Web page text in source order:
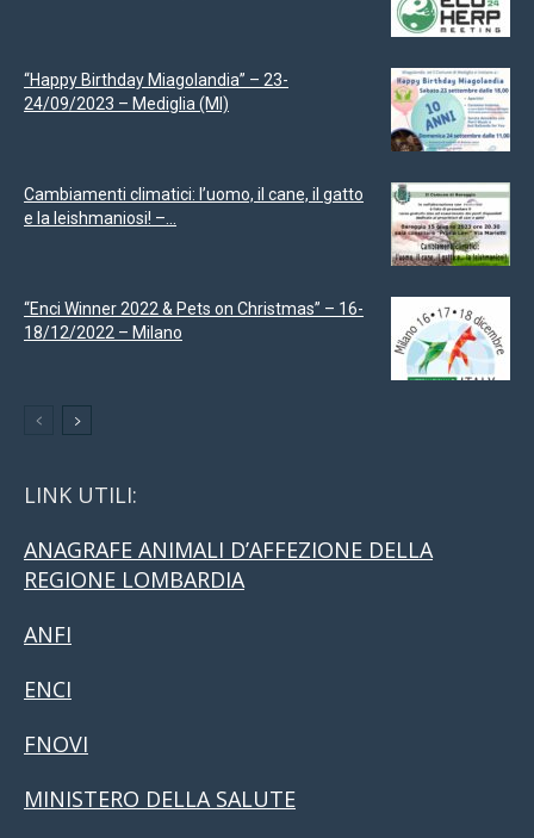
“Happy Birthday Miagolandia” – 23-
24/09/2023 – Mediglia (MI)
Cambiamenti climatici: l’uomo, il cane, il gatto
e la leishmaniosi! –...
“Enci Winner 2022 & Pets on Christmas” – 16-
18/12/2022 – Milano
LINK UTILI:
ANAGRAFE ANIMALI D’AFFEZIONE DELLA
REGIONE LOMBARDIA
ANFI
ENCI
FNOVI
MINISTERO DELLA SALUTE